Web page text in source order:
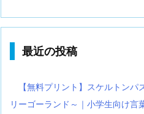
最近の投稿
【無料プリント】スケルトン
リーゴーランド～｜小学生向け言